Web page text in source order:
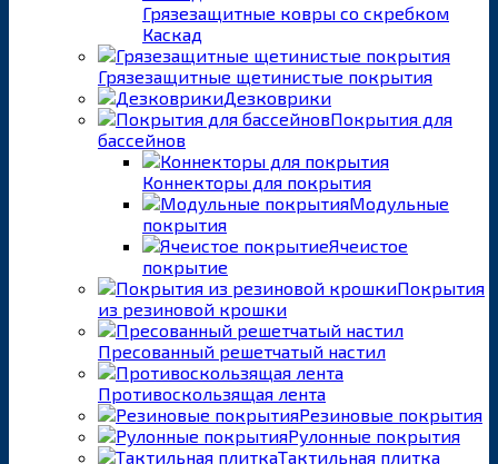
Грязезащитные ковры со скребком
Каскад
Грязезащитные щетинистые покрытия
Дезковрики
Покрытия для
бассейнов
Коннекторы для покрытия
Модульные
покрытия
Ячеистое
покрытие
Покрытия
из резиновой крошки
Пресованный решетчатый настил
Противоскользящая лента
Резиновые покрытия
Рулонные покрытия
Тактильная плитка